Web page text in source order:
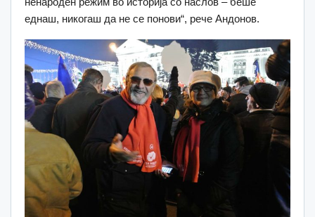
еднаш, никогаш да не се понови“, рече Андонов.